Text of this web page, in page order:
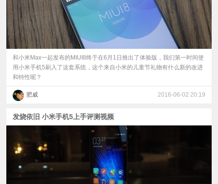
和小米Max一起发布的MIUI8终于在6月1日推出了体验版，我们第一时间使
用小米手机5刷入了这套系统，这个来自小米的儿童节礼物有什么新的改进
和特性呢？
肥威 2016-06-02 20:19
发烧依旧 小米手机5上手评测视频